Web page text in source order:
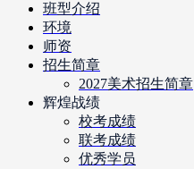
班型介绍
环境
师资
招生简章
2027美术招生简章
辉煌战绩
校考成绩
联考成绩
优秀学员